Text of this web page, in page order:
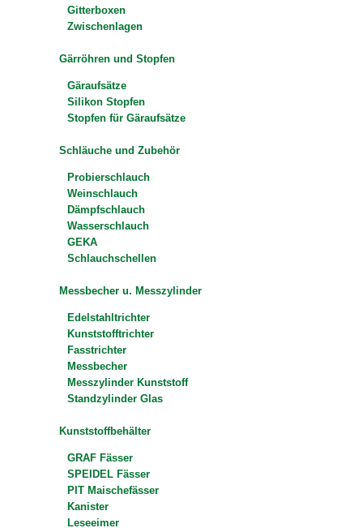
Gitterboxen
Zwischenlagen
Gärröhren und Stopfen
Gäraufsätze
Silikon Stopfen
Stopfen für Gäraufsätze
Schläuche und Zubehör
Probierschlauch
Weinschlauch
Dämpfschlauch
Wasserschlauch
GEKA
Schlauchschellen
Messbecher u. Messzylinder
Edelstahltrichter
Kunststofftrichter
Fasstrichter
Messbecher
Messzylinder Kunststoff
Standzylinder Glas
Kunststoffbehälter
GRAF Fässer
SPEIDEL Fässer
PIT Maischefässer
Kanister
Leseeimer